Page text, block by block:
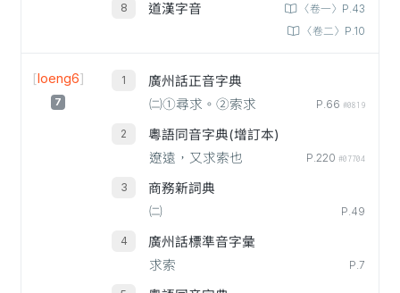
道漢字音
〈卷一〉P.43
〈卷二〉P.10
[loeng6]
7
廣州話正音字典
㈡①尋求。②索求
P.66 #0819
粵語同音字典(增訂本)
遼遠，又求索也
P.220 #07704
商務新詞典
㈡
P.49
廣州話標準音字彙
求索
P.7